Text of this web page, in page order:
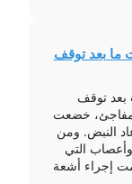
ما بعد توقف
بعد توقف
خضعت
20 دقيقة حتى عاد النبض. ومن
التي
إجراء أشعة